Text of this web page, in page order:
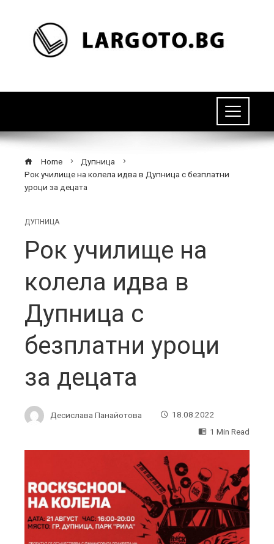
Home
Дупница
Рок училище на колела идва в Дупница с безплатни
уроци за децата
ДУПНИЦА
Рок училище на
колела идва в
Дупница с
безплатни уроци
за децата
Десислава Панайотова
18.08.2022
1 Min Read